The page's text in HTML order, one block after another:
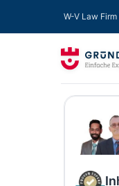
W-V Law